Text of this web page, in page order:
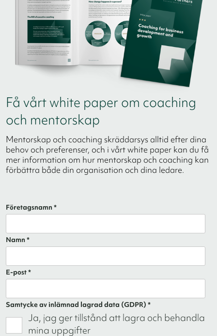
Få vårt white paper om coaching
och mentorskap
Mentorskap och coaching skräddarsys alltid efter dina
behov och preferenser, och i vårt white paper kan du få
mer information om hur mentorskap och coaching kan
förbättra både din organisation och dina ledare.
Företagsnamn *
Namn *
E-post *
Samtycke av inlämnad lagrad data (GDPR) *
Ja, jag ger tillstånd att lagra och behandla
mina uppgifter